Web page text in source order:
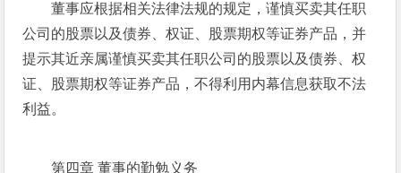
董事应根据相关法律法规的规定，谨慎买卖其任职
公司的股票以及债券、权证、股票期权等证券产品，并
提示其近亲属谨慎买卖其任职公司的股票以及债券、权
证、股票期权等证券产品，不得利用内幕信息获取不法
利益。
第四章 董事的勤勉义务